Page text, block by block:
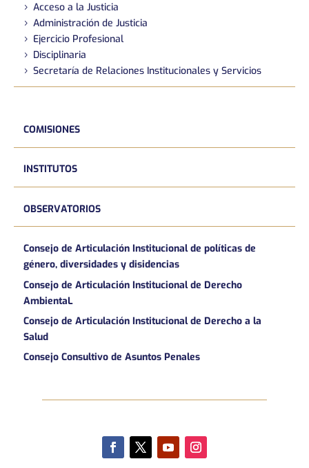
Acceso a la Justicia
Administración de Justicia
Ejercicio Profesional
Disciplinaria
Secretaría de Relaciones Institucionales y Servicios
COMISIONES
INSTITUTOS
OBSERVATORIOS
Consejo de Articulación Institucional de políticas de
género, diversidades y disidencias
Consejo de Articulación Institucional de Derecho
AmbientaL
Consejo de Articulación Institucional de Derecho a la
Salud
Consejo Consultivo de Asuntos Penales